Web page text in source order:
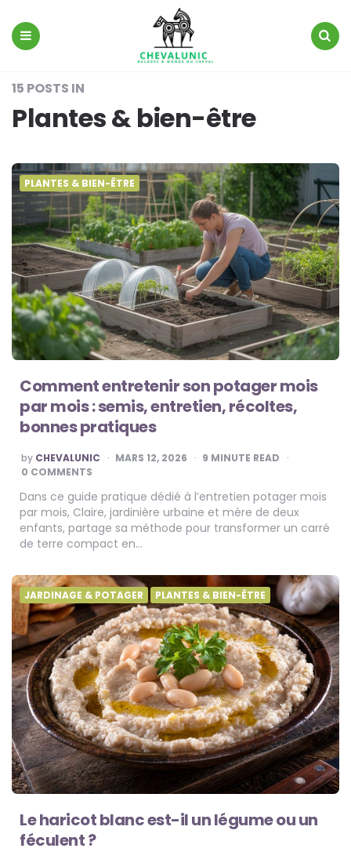
ChevalUnic
15 POSTS IN
Plantes & bien-être
PLANTES & BIEN-ÊTRE
Comment entretenir son potager mois
par mois : semis, entretien, récoltes,
bonnes pratiques
POSTED
BY
by CHEVALUNIC MARS 12, 2026 9 MINUTE READ
0 COMMENTS
Dans ce guide pratique dédié à l’entretien potager mois
par mois, Claire, jardinière urbaine et mère de deux
enfants, partage sa méthode pour transformer un carré
de terre compact en…
JARDINAGE & POTAGER PLANTES & BIEN-ÊTRE
Le haricot blanc est-il un légume ou un
féculent ?